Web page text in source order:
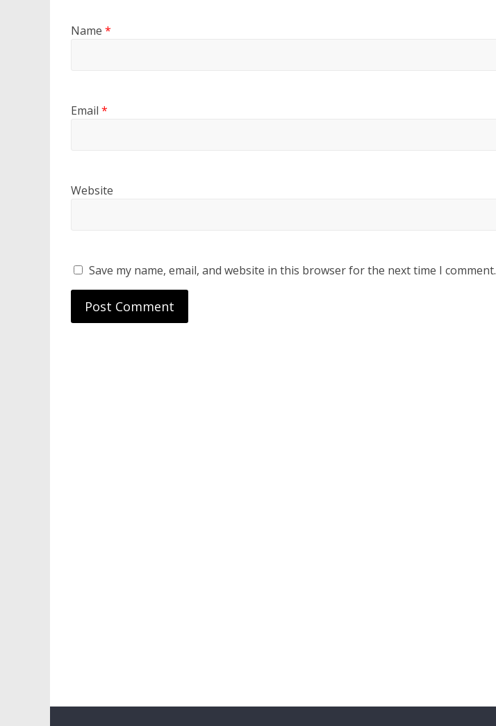
Name *
Email *
Website
Save my name, email, and website in this browser for the next time I comment.